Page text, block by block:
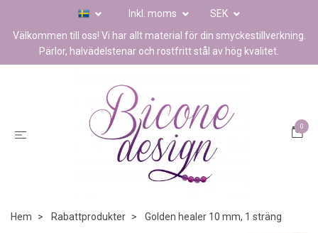
Inkl. moms
SEK
Välkommen till oss! Vi har allt material för din smyckestillverkning.
Pärlor, halvädelstenar och rostfritt stål av hög kvalitet.
0
Hem Rabattprodukter Golden healer 10 mm, 1 sträng